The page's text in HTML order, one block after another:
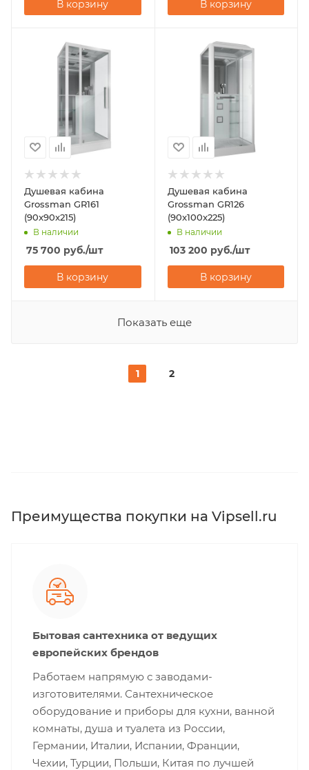
В корзину В корзину
Душевая кабина
Grossman GR161
(90x90x215)
В наличии
75 700 руб./шт
В корзину
Душевая кабина
Grossman GR126
(90x100x225)
В наличии
103 200 руб./шт
В корзину
Показать еще
1 2
Преимущества покупки на Vipsell.ru
Бытовая сантехника от ведущих
европейских брендов
Работаем напрямую с заводами-
изготовителями. Сантехническое
оборудование и приборы для кухни, ванной
комнаты, душа и туалета из России,
Германии, Италии, Испании, Франции,
Чехии, Турции, Польши, Китая по лучшей